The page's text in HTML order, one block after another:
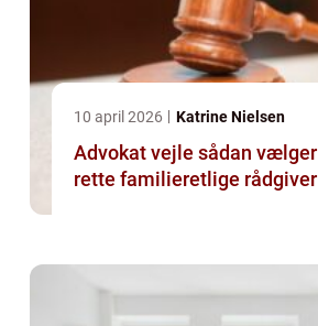
10 april 2026 Katrine Nielsen
Advokat vejle sådan vælger du den
rette familieretlige rådgiver